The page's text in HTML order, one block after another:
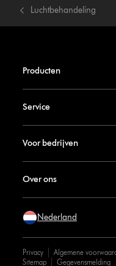
Luchtbehandeling
Producten
Service
Voor bedrijven
Over ons
Nederland
Privacy Algemene
Sitemap
Gegevensmelding